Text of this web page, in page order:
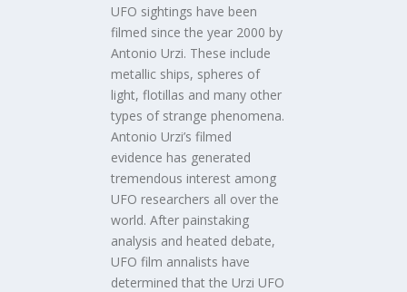
UFO sightings have been
filmed since the year 2000 by
Antonio Urzi. These include
metallic ships, spheres of
light, flotillas and many other
types of strange phenomena.
Antonio Urzi’s filmed
evidence has generated
tremendous interest among
UFO researchers all over the
world. After painstaking
analysis and heated debate,
UFO film annalists have
determined that the Urzi UFO